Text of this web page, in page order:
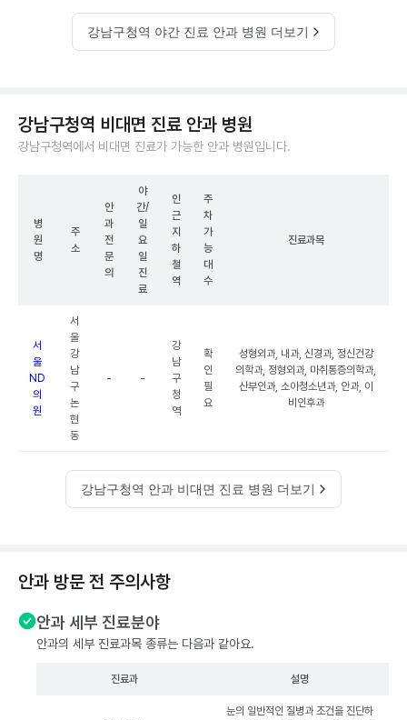
강남구청역 야간 진료 안과 병원 더보기
강남구청역 비대면 진료 안과 병원
강남구청역에서 비대면 진료가 가능한 안과 병원입니다.
병
원
명
주
소
안
과
전
문
의
야
간/
일
요
일
진
료
인
근
지
하
철
역
주
차
가
능
대
수
진료과목
서
울
ND
의
원
서
울
강
남
구
논
현
동
- -
강
남
구
청
역
확
인
필
요
성형외과, 내과, 신경과, 정신건강
의학과, 정형외과, 마취통증의학과,
산부인과, 소아청소년과, 안과, 이
비인후과
강남구청역 안과 비대면 진료 병원 더보기
안과 방문 전 주의사항
안과 세부 진료분야
안과의 세부 진료과목 종류는 다음과 같아요.
진료과 설명
눈의 일반적인 질병과 조건을 진단하